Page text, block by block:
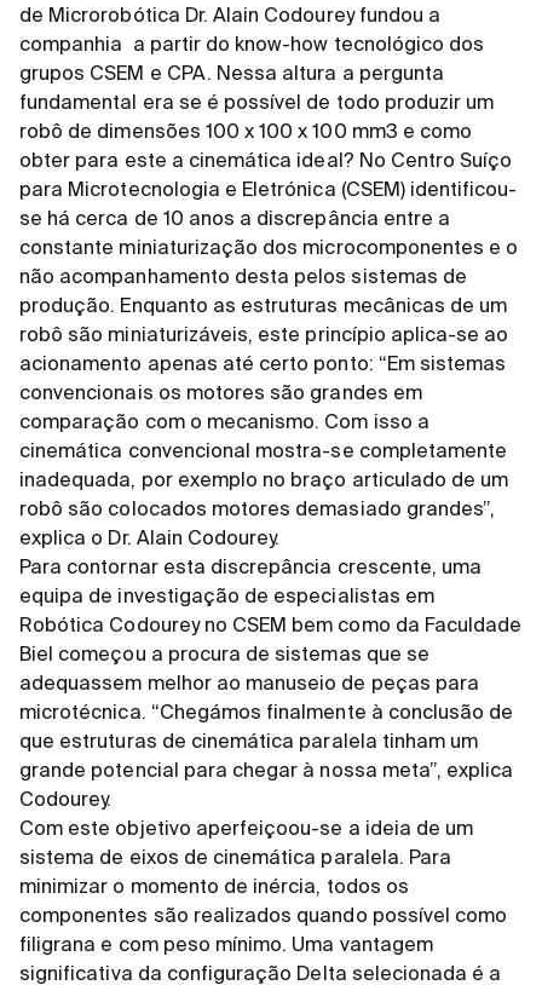
de Microrobótica Dr. Alain Codourey fundou a
companhia a partir do know-how tecnológico dos
grupos CSEM e CPA. Nessa altura a pergunta
fundamental era se é possível de todo produzir um
robô de dimensões 100 x 100 x 100 mm3 e como
obter para este a cinemática ideal? No Centro Suíço
para Microtecnologia e Eletrónica (CSEM) identificou-
se há cerca de 10 anos a discrepância entre a
constante miniaturização dos microcomponentes e o
não acompanhamento desta pelos sistemas de
produção. Enquanto as estruturas mecânicas de um
robô são miniaturizáveis, este princípio aplica-se ao
acionamento apenas até certo ponto: “Em sistemas
convencionais os motores são grandes em
comparação com o mecanismo. Com isso a
cinemática convencional mostra-se completamente
inadequada, por exemplo no braço articulado de um
robô são colocados motores demasiado grandes”,
explica o Dr. Alain Codourey.
Para contornar esta discrepância crescente, uma
equipa de investigação de especialistas em
Robótica Codourey no CSEM bem como da Faculdade
Biel começou a procura de sistemas que se
adequassem melhor ao manuseio de peças para
microtécnica. “Chegámos finalmente à conclusão de
que estruturas de cinemática paralela tinham um
grande potencial para chegar à nossa meta”, explica
Codourey.
Com este objetivo aperfeiçoou-se a ideia de um
sistema de eixos de cinemática paralela. Para
minimizar o momento de inércia, todos os
componentes são realizados quando possível como
filigrana e com peso mínimo. Uma vantagem
significativa da configuração Delta selecionada é a